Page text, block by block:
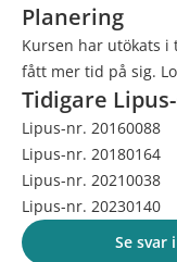
Planering
Kursen har utökats i
fått mer tid på sig.
Tidigare
Lipus-nr. 20160088
Lipus-nr. 20180164
Lipus-nr. 20210038
Lipus-nr. 20230140
Se svar